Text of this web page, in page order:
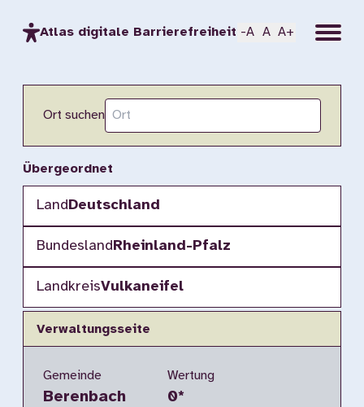
Atlas digitale Barrierefreiheit -A A A+ Menu
Ort suchen
Übergeordnet
LandDeutschland
BundeslandRheinland-Pfalz
LandkreisVulkaneifel
Verwaltungsseite
Gemeinde
Berenbach
Wertung
0*